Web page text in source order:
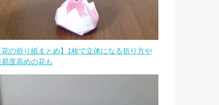
花の折り紙まとめ】1枚で立体になる折り方や
易度高めの花も